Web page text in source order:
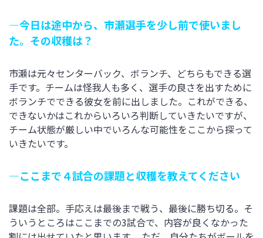
―今日は途中から、市瀬選手を少し前で使いまし
た。その収穫は？
市瀬は元々センターバック、ボランチ、どちらもできる選
手です。チームは怪我人も多く、選手の良さを出すために
ボランチでできる彼女を前に出しました。これができる、
できないかはこれからいろいろ判断していきたいですが、
チーム状態が厳しい中でいろんな可能性をここから探って
いきたいです。
―ここまで４試合の課題と収穫を教えてください
課題は全部。手応えは最後まで戦う、最後に勝ち切る。そ
ういうところはここまでの3試合で、内容が良くなかった